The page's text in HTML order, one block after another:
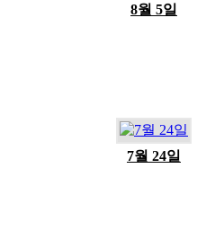
8월 5일
7월 24일